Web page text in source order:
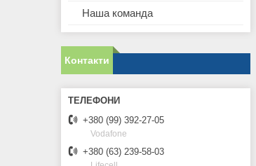
Наша команда
Контакти
+380 (99) 392-27-05
Vodafone
+380 (63) 239-58-03